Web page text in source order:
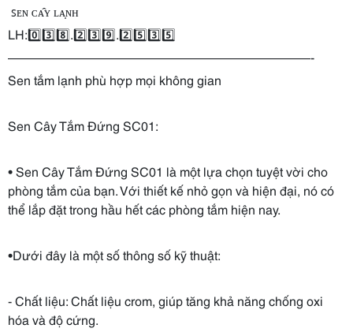
ꜱᴇɴ ᴄᴀ̂ʏ ʟᴀ̣ɴʜ
LH:0️⃣3️⃣8️⃣.2️⃣3️⃣9️⃣.2️⃣5️⃣3️⃣5️⃣
————————————————————————-
Sen tắm lạnh phù hợp mọi không gian
Sen Cây Tắm Đứng SC01:
• Sen Cây Tắm Đứng SC01 là một lựa chọn tuyệt vời cho
phòng tắm của bạn. Với thiết kế nhỏ gọn và hiện đại, nó có
thể lắp đặt trong hầu hết các phòng tắm hiện nay.
•Dưới đây là một số thông số kỹ thuật:
- Chất liệu: Chất liệu crom, giúp tăng khả năng chống oxi
hóa và độ cứng.